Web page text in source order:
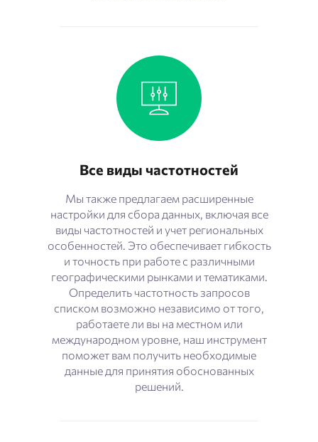
Все виды частотностей
Мы также предлагаем расширенные
настройки для сбора данных, включая все
виды частотностей и учет региональных
особенностей. Это обеспечивает гибкость
и точность при работе с различными
географическими рынками и тематиками.
Определить частотность запросов
списком возможно независимо от того,
работаете ли вы на местном или
международном уровне, наш инструмент
поможет вам получить необходимые
данные для принятия обоснованных
решений.